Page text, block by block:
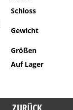
Schloss
Gewicht
Größen
Auf Lager